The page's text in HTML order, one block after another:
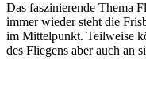
Das faszinierende Thema
immer wieder steht die
im Mittelpunkt. Teilweise
des Fliegens aber auch an